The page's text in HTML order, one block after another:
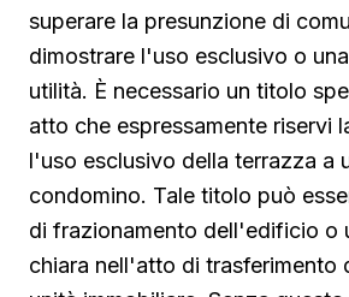
superare la presunzione di
dimostrare l'uso esclusivo o
utilità. È necessario un titolo
atto che espressamente riservi
l'uso esclusivo della terrazza a
condomino. Tale titolo può
di frazionamento dell'edificio o
chiara nell'atto di trasferimento